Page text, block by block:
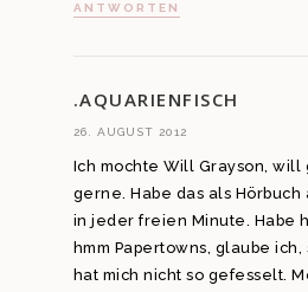
ANTWORTEN
.AQUARIENFISCH
26. AUGUST 2012
Ich mochte Will Grayson, will
gerne. Habe das als
in jeder freien Minute. Habe
hmm Papertowns, glaube
hat mich nicht so gefesselt.